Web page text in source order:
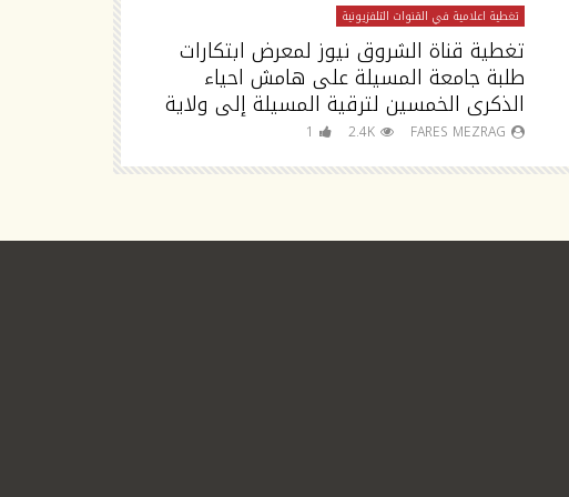
تغطية اعلامية في القنوات التلفزيونية
تغطية قناة الشروق نيوز لمعرض ابتكارات
طلبة جامعة المسيلة على هامش احياء
الذكرى الخمسين لترقية المسيلة إلى ولاية
FARES MEZRAG
2.4K
1